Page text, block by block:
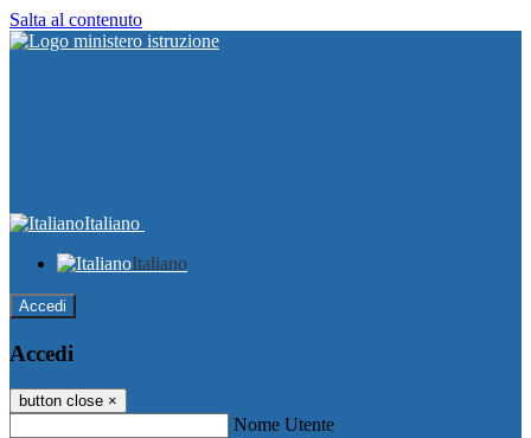
Salta al contenuto
Italiano
Italiano
Accedi
Accedi
button close ×
Nome Utente